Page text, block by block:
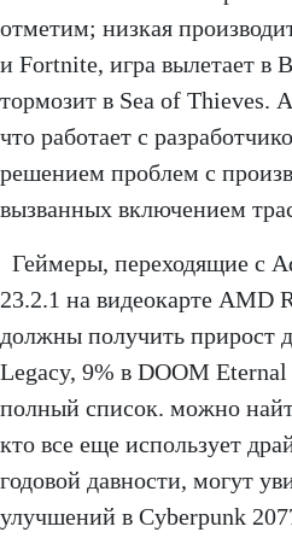
отметим; низкая
и Fortnite, игра вылетает в
тормозит в Sea of ​​Thieves.
что работает с
решением проблем с
вызванных включением
Геймеры, переходящие с
23.2.1 на видеокарте AMD
должны получить прирост
Legacy, 9% в DOOM
полный список. можно
кто все еще использует
годовой давности, могут
улучшений в Cyberpunk